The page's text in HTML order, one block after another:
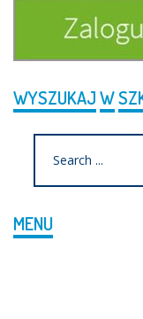
WYSZUKAJW
MENU